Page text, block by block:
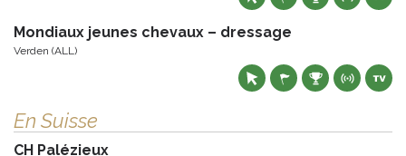
Mondiaux jeunes chevaux – dressage
Verden (ALL)
En Suisse
CH Palézieux